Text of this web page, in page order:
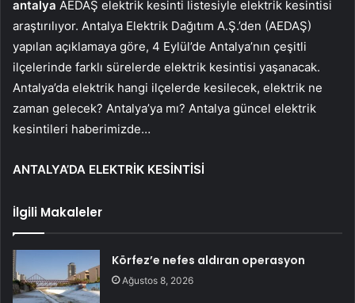
antalya AEDAŞ elektrik kesinti listesiyle elektrik kesintisi
araştırılıyor. Antalya Elektrik Dağıtım A.Ş.’den (AEDAŞ)
yapılan açıklamaya göre, 4 Eylül’de Antalya’nın çeşitli
ilçelerinde farklı sürelerde elektrik kesintisi yaşanacak.
Antalya’da elektrik hangi ilçelerde kesilecek, elektrik ne
zaman gelecek? Antalya’ya mı? Antalya güncel elektrik
kesintileri haberimizde…
ANTALYA’DA ELEKTRİK KESİNTİSİ
İlgili Makaleler
Körfez’e nefes aldıran operasyon
Ağustos 8, 2026